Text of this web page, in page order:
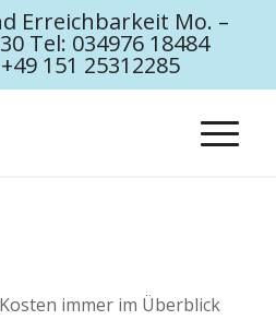
Erreichbarkeit Mo. –
Tel: 034976 18484
151 25312285